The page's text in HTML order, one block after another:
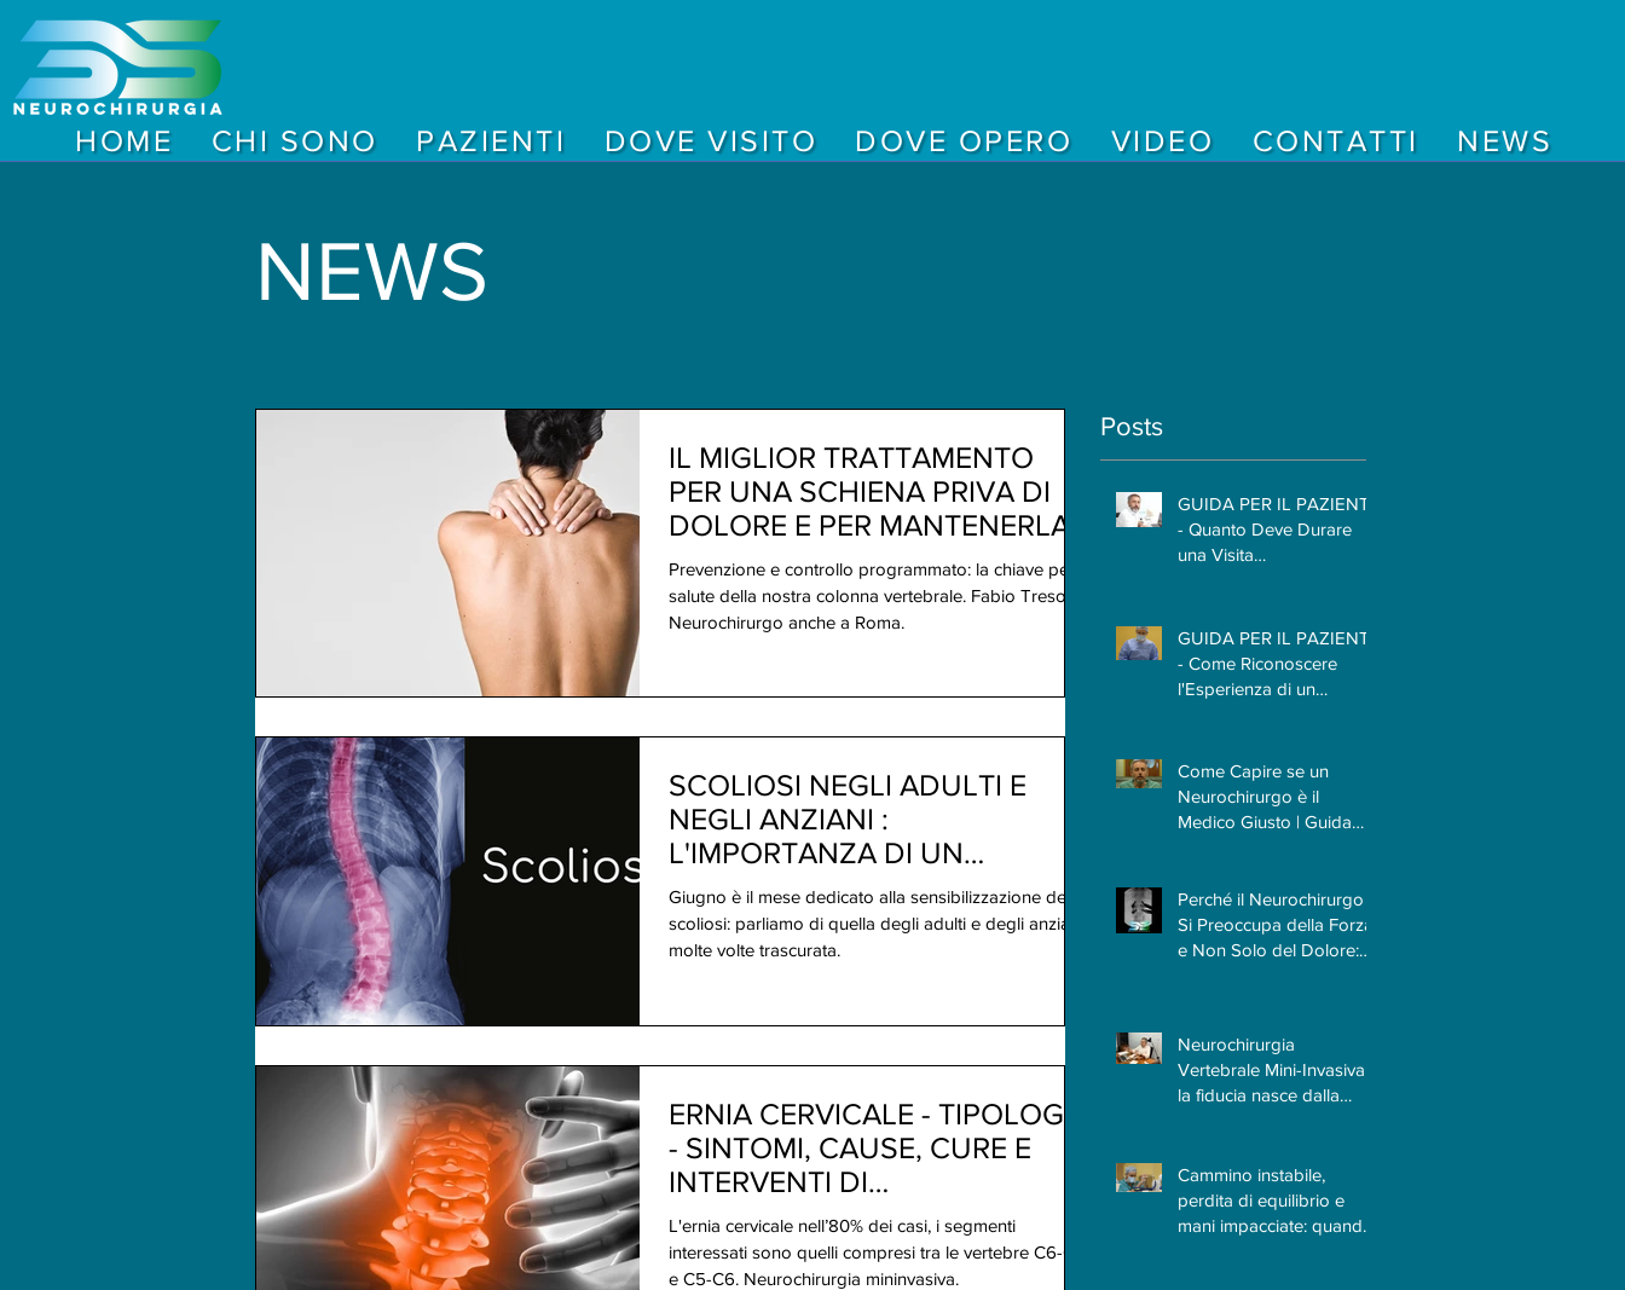
HOME CHI SONO PAZIENTI DOVE VISITO DOVE OPERO VIDEO CONTATTI NEWS
NEWS
IL MIGLIOR TRATTAMENTO
PER UNA SCHIENA PRIVA DI
DOLORE E PER MANTENERLA
FORTE E SANA
Prevenzione e controllo programmato: la chiave per la
salute della nostra colonna vertebrale. Fabio Tresoldi
Neurochirurgo anche a Roma.
SCOLIOSI NEGLI ADULTI E
NEGLI ANZIANI :
L'IMPORTANZA DI UN
INTERVENTO ESEGUITO DA
UN NEUROCHIRURGO
Giugno è il mese dedicato alla sensibilizzazione della
scoliosi: parliamo di quella degli adulti e degli anziani
molte volte trascurata.
ERNIA CERVICALE - TIPOLOGIA
- SINTOMI, CAUSE, CURE E
INTERVENTI DI
NEUROCHIRURGIA
MININVASIVA
L'ernia cervicale nell’80% dei casi, i segmenti
interessati sono quelli compresi tra le vertebre C6-C7
e C5-C6. Neurochirurgia mininvasiva.
Posts
GUIDA PER IL PAZIENTE
- Quanto Deve Durare
una Visita
Capire il Paziente
GUIDA PER IL PAZIENTE
- Come Riconoscere
l'Esperienza di un
Come Capire se un
Neurochirurgo è il
Medico Giusto | Guida
Perché il Neurochirurgo
Si Preoccupa della Forza
e Non Solo del Dolore:
Neurochirurgia
Vertebrale Mini-Invasiva:
la fiducia nasce dalla
Cammino instabile,
perdita di equilibrio e
mani impacciate: quando